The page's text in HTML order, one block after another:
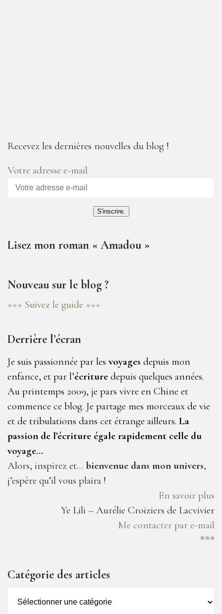
Recevez les dernières nouvelles du blog !
Votre adresse e-mail
S'inscrire.
Lisez mon roman « Amadou »
Nouveau sur le blog ?
»»» Suivez le guide »»»
Derrière l’écran
Je suis passionnée par les voyages depuis mon
enfance, et par l’écriture depuis quelques années.
Au printemps 2009, je pars vivre en Chine et
commence ce blog. Je partage mes morceaux de vie
et de tribulations dans cet étrange ailleurs. La
passion de l’écriture égale rapidement celle du
voyage…
Alors, inspirez et… bienvenue dans mon univers,
j’espère qu’il vous plaira !
En savoir plus
Ye Lili – Aurélie Croiziers de Lacvivier
Me contacter par e-mail
***
Catégorie des articles
des